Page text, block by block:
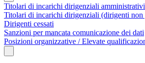
Titolari di incarichi dirigenziali
Titolari di incarichi dirigenziali (dirigenti non
Dirigenti cessati
Sanzioni per mancata comunicazione dei dati
Posizioni organizzative / Elevate